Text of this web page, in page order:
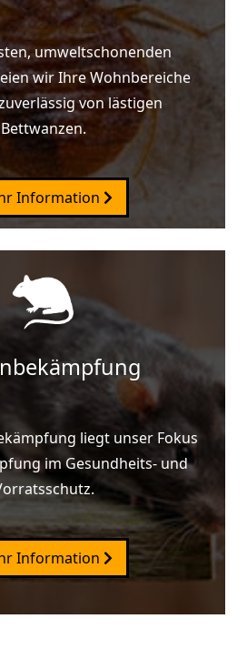
umweltschonenden
wir Ihre Wohnbereiche
von lästigen
Bettwanzen.
Information
liegt unser Fokus
im Gesundheits- und
Information